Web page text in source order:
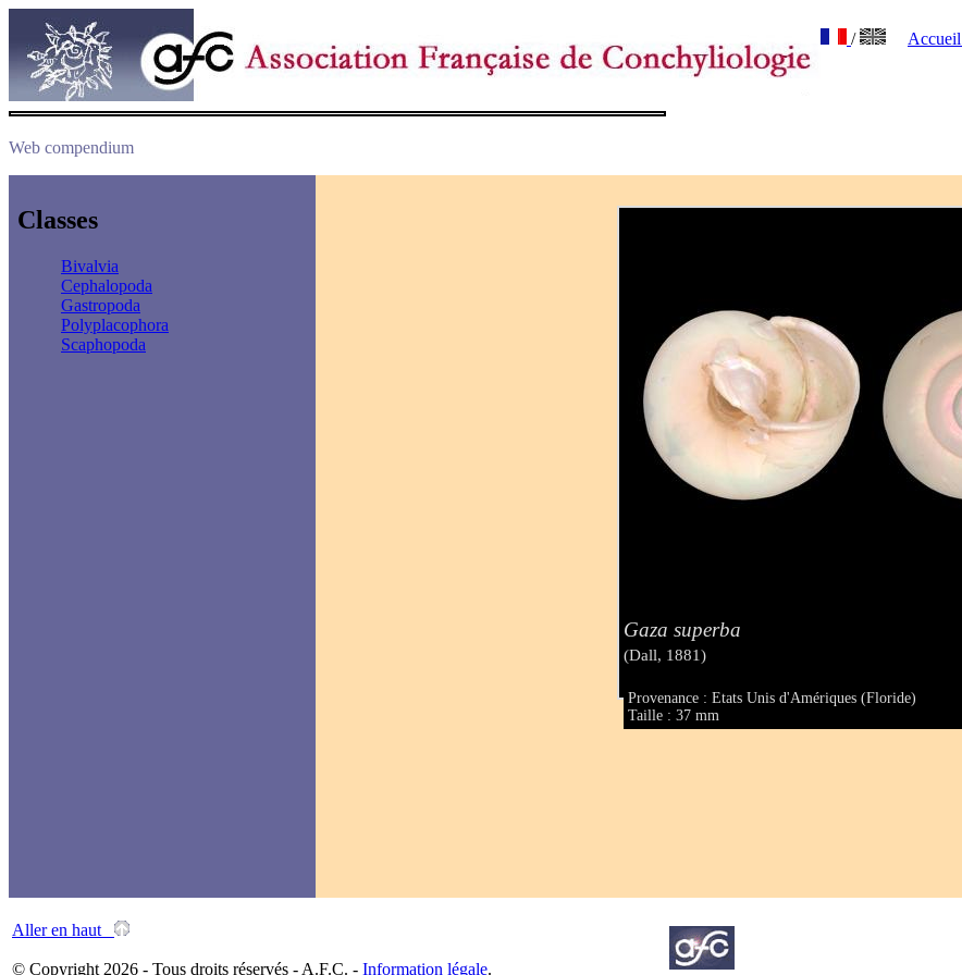
/ Accueil
Web compendium
Classes
Bivalvia
Cephalopoda
Gastropoda
Polyplacophora
Scaphopoda
Gaza superba
(Dall, 1881)
Provenance : Etats Unis d'Amériques (Floride)
Taille : 37 mm
Aller en haut
© Copyright 2026 - Tous droits réservés - A.F.C. - Information légale.